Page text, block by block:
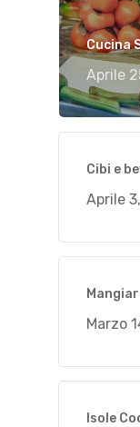
Cucina
Aprile
Cibi e
Aprile
Marzo
Isole